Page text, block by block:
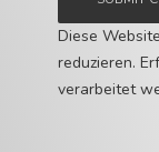
Diese
reduzieren.
verarbeitet